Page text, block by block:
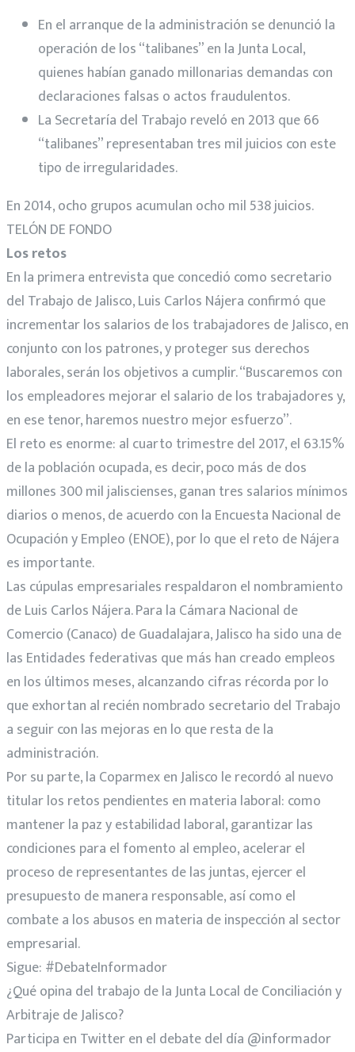
En el arranque de la administración se denunció la
operación de los “talibanes” en la Junta Local,
quienes habían ganado millonarias demandas con
declaraciones falsas o actos fraudulentos.
La Secretaría del Trabajo reveló en 2013 que 66
“talibanes” representaban tres mil juicios con este
tipo de irregularidades.
En 2014, ocho grupos acumulan ocho mil 538 juicios.
TELÓN DE FONDO
Los retos
En la primera entrevista que concedió como secretario
del Trabajo de Jalisco, Luis Carlos Nájera confirmó que
incrementar los salarios de los trabajadores de Jalisco, en
conjunto con los patrones, y proteger sus derechos
laborales, serán los objetivos a cumplir. “Buscaremos con
los empleadores mejorar el salario de los trabajadores y,
en ese tenor, haremos nuestro mejor esfuerzo”.
El reto es enorme: al cuarto trimestre del 2017, el 63.15%
de la población ocupada, es decir, poco más de dos
millones 300 mil jaliscienses, ganan tres salarios mínimos
diarios o menos, de acuerdo con la Encuesta Nacional de
Ocupación y Empleo (ENOE), por lo que el reto de Nájera
es importante.
Las cúpulas empresariales respaldaron el nombramiento
de Luis Carlos Nájera. Para la Cámara Nacional de
Comercio (Canaco) de Guadalajara, Jalisco ha sido una de
las Entidades federativas que más han creado empleos
en los últimos meses, alcanzando cifras récorda por lo
que exhortan al recién nombrado secretario del Trabajo
a seguir con las mejoras en lo que resta de la
administración.
Por su parte, la Coparmex en Jalisco le recordó al nuevo
titular los retos pendientes en materia laboral: como
mantener la paz y estabilidad laboral, garantizar las
condiciones para el fomento al empleo, acelerar el
proceso de representantes de las juntas, ejercer el
presupuesto de manera responsable, así como el
combate a los abusos en materia de inspección al sector
empresarial.
Sigue: #DebateInformador
¿Qué opina del trabajo de la Junta Local de Conciliación y
Arbitraje de Jalisco?
Participa en Twitter en el debate del día @informador